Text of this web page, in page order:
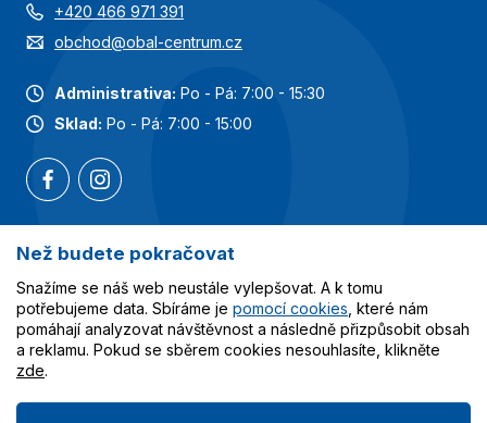
+420 466 971 391
obchod@obal-centrum.cz
Administrativa: Po - Pá: 7:00 - 15:30
Sklad: Po - Pá: 7:00 - 15:00
Nejoblíbenější kategorie
Služby
Vše o nákupu
Než budete pokračovat
Snažíme se náš web neustále vylepšovat. A k tomu
potřebujeme data. Sbíráme je pomocí cookies , které nám
pomáhají analyzovat návštěvnost a následně přizpůsobit obsah
a reklamu. Pokud se sběrem cookies nesouhlasíte, klikněte
zde.